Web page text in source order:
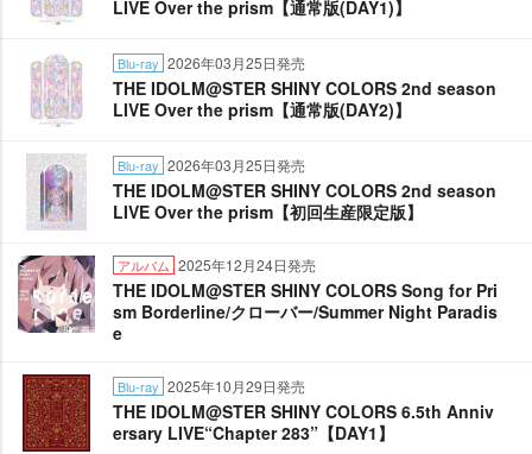
LIVE Over the prism【通常版(DAY1)】
Blu-ray 2026年03月25日発売
THE IDOLM@STER SHINY COLORS 2nd season
LIVE Over the prism【通常版(DAY2)】
Blu-ray 2026年03月25日発売
THE IDOLM@STER SHINY COLORS 2nd season
LIVE Over the prism【初回生産限定版】
アルバム 2025年12月24日発売
THE IDOLM@STER SHINY COLORS Song for Pri
sm Borderline/クローバー/Summer Night Paradis
e
Blu-ray 2025年10月29日発売
THE IDOLM@STER SHINY COLORS 6.5th Anniv
ersary LIVE“Chapter 283”【DAY1】